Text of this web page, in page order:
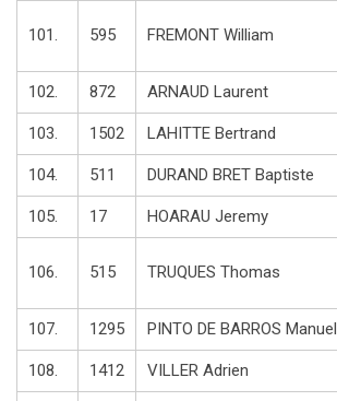
101. 595 FREMONT William
102. 872 ARNAUD Laurent
103. 1502 LAHITTE Bertrand
104. 511 DURAND BRET Baptiste
105. 17 HOARAU Jeremy
106. 515 TRUQUES Thomas
107. 1295 PINTO DE BARROS Manuel
108. 1412 VILLER Adrien